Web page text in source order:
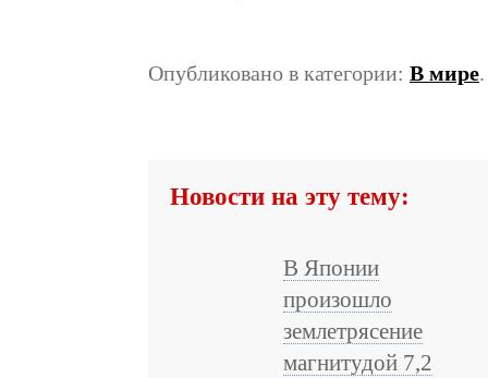
Опубликовано в категории: В мире
Новости на эту тему:
В Японии
произошло
землетрясение
магнитудой 7,2